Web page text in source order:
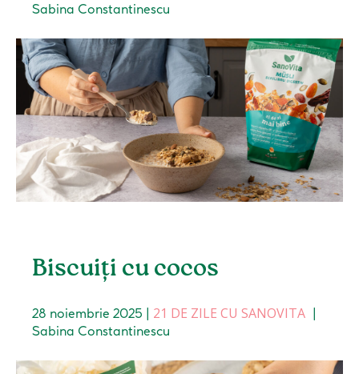
Sabina Constantinescu
Biscuiți cu cocos
28 noiembrie 2025 21 DE ZILE CU SANOVITA
Sabina Constantinescu